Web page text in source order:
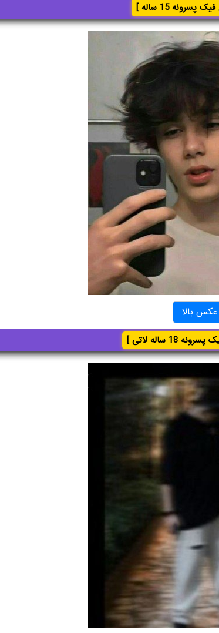
15 ساله ]
عکس بالا
18 ساله لاتی ]